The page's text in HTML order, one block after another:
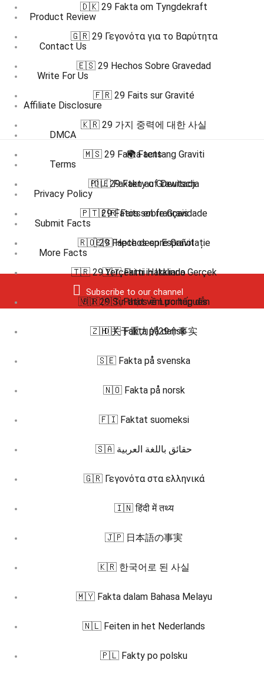
Product Review
Contact Us
Write For Us
Affiliate Disclosure
DMCA
Terms
Privacy Policy
Submit Facts
More Facts
Subscribe to our channel
🇩🇰 29 Fakta om Tyngdekraft
🇬🇷 29 Γεγονότα για το Βαρύτητα
🇪🇸 29 Hechos Sobre Gravedad
🇫🇷 29 Faits sur Gravité
🇰🇷 29 가지 중력에 대한 사실
🇲🇸 29 Fakta tentang Graviti
🇵🇱 29 Fakty o Grawitacja
🇵🇹 29 Fatos sobre Gravidade
🇷🇴 29 Fapte despre Gravitație
🇹🇷 29 Yerçekimi Hakkında Gerçek
🇻🇮 29 Sự thật về Lực hấp dẫn
🇿🇭 关于重力的29个事实
🌍 Facts
🇩🇪 Fakten auf Deutsch
🇫🇷 Faits en français
🇪🇸 Hechos en Español
🇮🇹 Fatti in Italiano
🇧🇷 🇵🇹 Fatos em português
🇩🇰 Fakta på dansk
🇸🇪 Fakta på svenska
🇳🇴 Fakta på norsk
🇫🇮 Faktat suomeksi
🇸🇦 حقائق باللغة العربية
🇬🇷 Γεγονότα στα ελληνικά
🇮🇳 हिंदी में तथ्य
🇯🇵 日本語の事実
🇰🇷 한국어로 된 사실
🇲🇾 Fakta dalam Bahasa Melayu
🇳🇱 Feiten in het Nederlands
🇵🇱 Fakty po polsku